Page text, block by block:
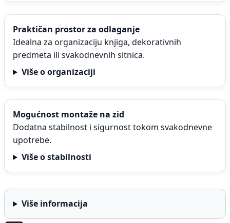
Praktičan prostor za odlaganje
Idealna za organizaciju knjiga, dekorativnih
predmeta ili svakodnevnih sitnica.
Više o organizaciji
Mogućnost montaže na zid
Dodatna stabilnost i sigurnost tokom svakodnevne
upotrebe.
Više o stabilnosti
Više informacija